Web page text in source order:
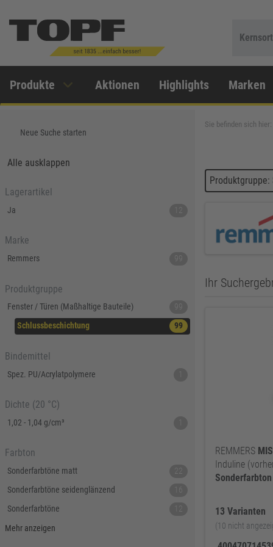
Produkte Aktionen Highlights Marken
Neue Suche starten
Alle ausklappen
Lagerartikel
Ja 12
Marke
Remmers 99
Produktgruppe
Fenster / Türen (Maßhaltige Bauteile)
99
Schlussbeschichtung
99
Bindemittel
Spez. PU/Acrylatpolymere
Dichte (20 °C)
1,02 - 1,04 g/cm³
Farbton
Sonderfarbtöne matt
22
Sonderfarbtöne seidenglänzend
16
Sonderfarbtöne
12
Sonderton
Mehr anzeigen
Sie befinden sich hier:
Produktgruppe:
Ihr
REMMERS
Induline
Sonderfarbton
13 Varianten
(10 nicht